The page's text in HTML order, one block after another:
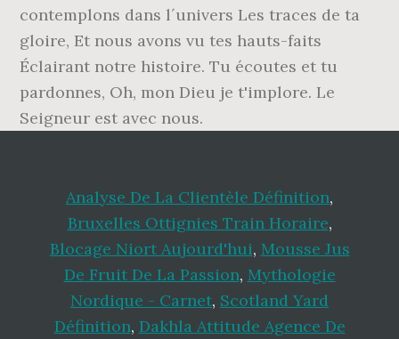
contemplons dans l´univers Les traces de ta
gloire, Et nous avons vu tes hauts-faits
Éclairant notre histoire. Tu écoutes et tu
pardonnes, Oh, mon Dieu je t'implore. Le
Seigneur est avec nous.
Analyse De La Clientèle Définition,
Bruxelles Ottignies Train Horaire,
Blocage Niort Aujourd'hui, Mousse Jus
De Fruit De La Passion, Mythologie
Nordique - Carnet, Scotland Yard
Définition, Dakhla Attitude Agence De